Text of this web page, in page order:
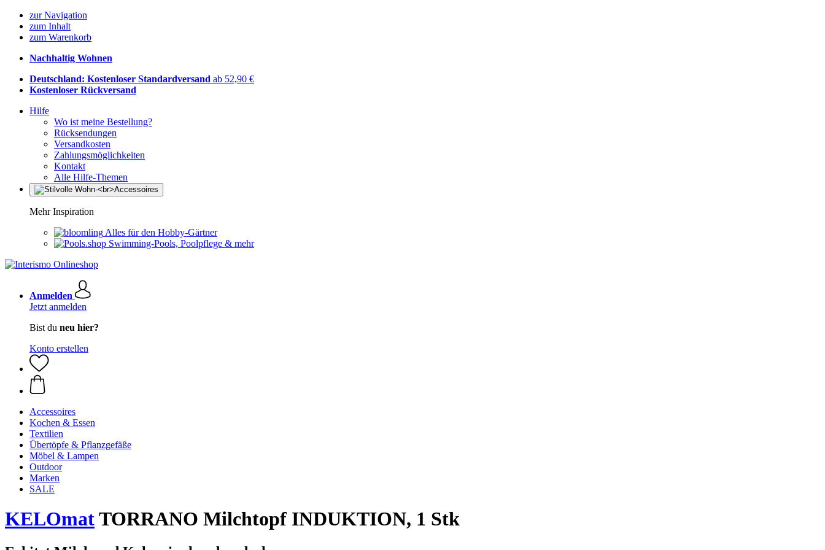
zur Navigation
zum Inhalt
zum Warenkorb
Nachhaltig Wohnen
Deutschland: Kostenloser Standardversand ab 52,90 €
Kostenloser Rückversand
Hilfe
Wo ist meine Bestellung?
Rücksendungen
Versandkosten
Zahlungsmöglichkeiten
Kontakt
Alle Hilfe-Themen
Mehr Inspiration
Alles für den Hobby-Gärtner
Swimming-Pools, Poolpflege & mehr
Anmelden
Jetzt anmelden
Bist du neu hier?
Konto erstellen
Accessoires
Kochen & Essen
Textilien
Übertöpfe & Pflanzgefäße
Möbel & Lampen
Outdoor
Marken
SALE
KELOmatTORRANO Milchtopf INDUKTION, 1 Stk